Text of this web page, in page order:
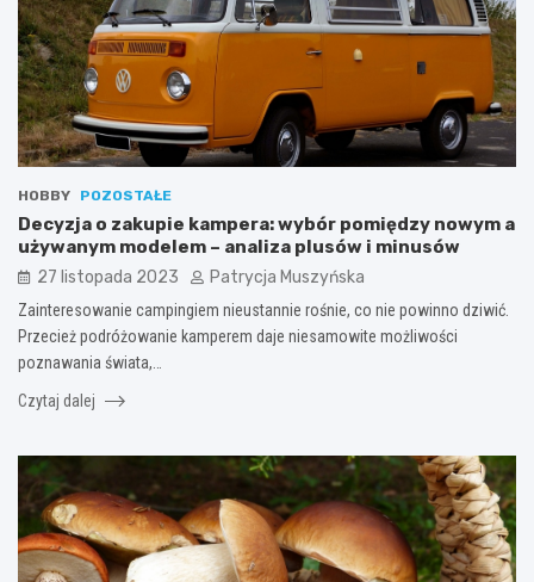
HOBBY POZOSTAŁE
Decyzja o zakupie kampera: wybór pomiędzy nowym a
używanym modelem – analiza plusów i minusów
27 listopada 2023 Patrycja Muszyńska
Zainteresowanie campingiem nieustannie rośnie, co nie powinno dziwić.
Przecież podróżowanie kamperem daje niesamowite możliwości
poznawania świata,…
Czytaj dalej